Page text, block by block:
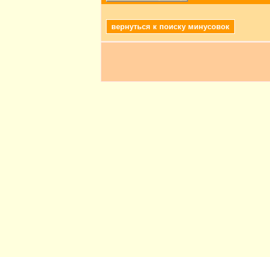
вернуться к поиску минусовок